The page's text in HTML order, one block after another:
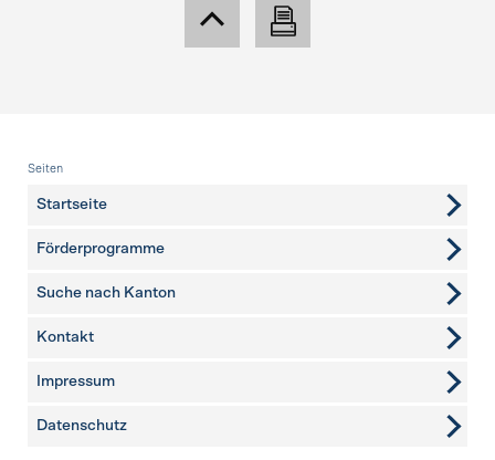
Fusszeile
Seiten
Startseite
Förderprogramme
Suche nach Kanton
weitere Seiten
Kontakt
Impressum
Datenschutz